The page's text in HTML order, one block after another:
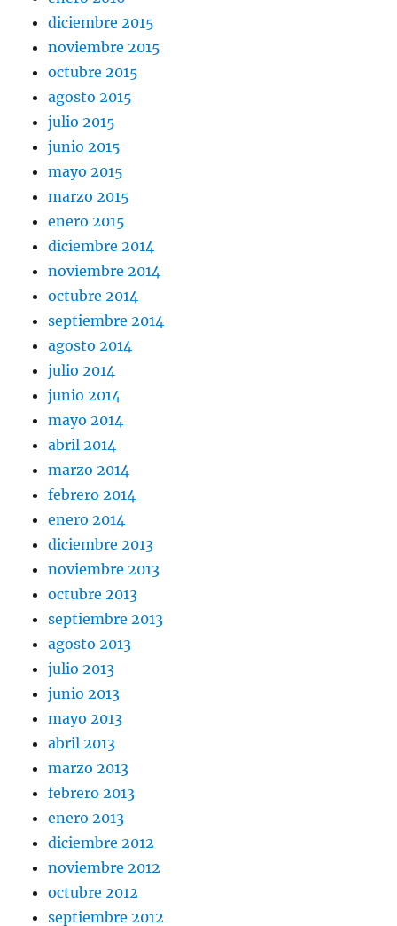
diciembre 2015
noviembre 2015
octubre 2015
agosto 2015
julio 2015
junio 2015
mayo 2015
marzo 2015
enero 2015
diciembre 2014
noviembre 2014
octubre 2014
septiembre 2014
agosto 2014
julio 2014
junio 2014
mayo 2014
abril 2014
marzo 2014
febrero 2014
enero 2014
diciembre 2013
noviembre 2013
octubre 2013
septiembre 2013
agosto 2013
julio 2013
junio 2013
mayo 2013
abril 2013
marzo 2013
febrero 2013
enero 2013
diciembre 2012
noviembre 2012
octubre 2012
septiembre 2012